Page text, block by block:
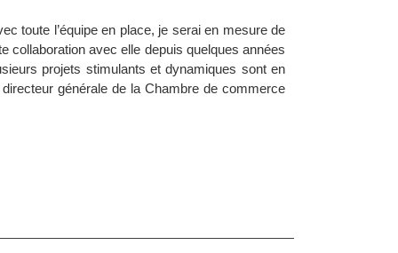
toute l’équipe en place, je serai en mesure de
collaboration avec elle depuis quelques années
projets stimulants et dynamiques sont en
générale de la Chambre de commerce